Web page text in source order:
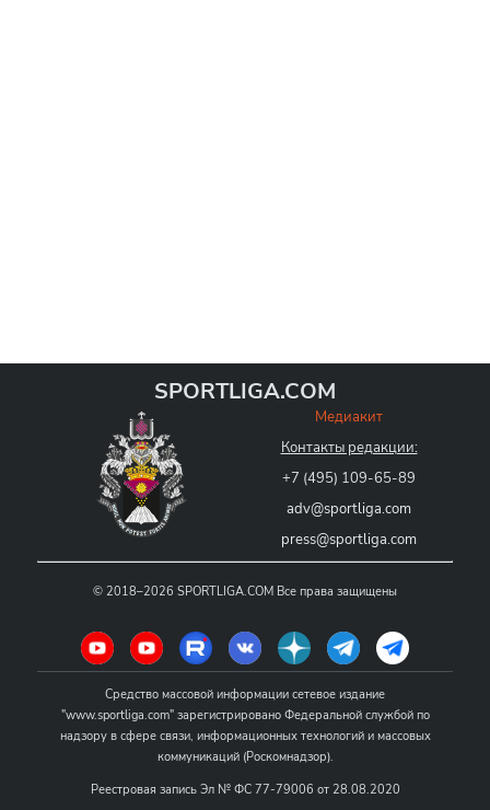
SPORTLIGA.COM
Медиакит
Контакты редакции:
+7 (495) 109-65-89
adv@sportliga.com
press@sportliga.com
© 2018–2026 SPORTLIGA.COM Все права защищены
Средство массовой информации сетевое издание
"www.sportliga.com" зарегистрировано Федеральной службой по
надзору в сфере связи, информационных технологий и массовых
коммуникаций (Роскомнадзор).
Реестровая запись Эл № ФС 77-79006 от 28.08.2020